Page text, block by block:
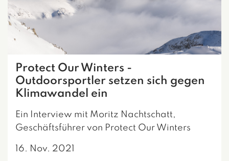
Protect Our Winters -
Outdoorsportler setzen sich gegen
Klimawandel ein
Ein Interview mit Moritz Nachtschatt,
Geschäftsführer von Protect Our Winters
16. Nov. 2021